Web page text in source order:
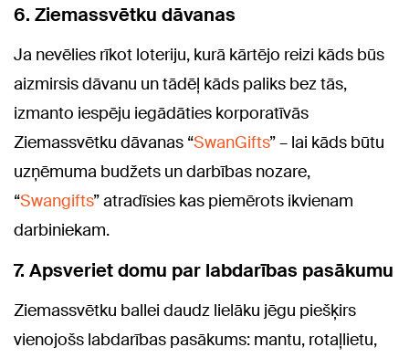
6. Ziemassvētku dāvanas
Ja nevēlies rīkot loteriju, kurā kārtējo reizi kāds būs
aizmirsis dāvanu un tādēļ kāds paliks bez tās,
izmanto iespēju iegādāties korporatīvās
Ziemassvētku dāvanas “SwanGifts” – lai kāds būtu
uzņēmuma budžets un darbības nozare,
“Swangifts” atradīsies kas piemērots ikvienam
darbiniekam.
7. Apsveriet domu par labdarības pasākumu
Ziemassvētku ballei daudz lielāku jēgu piešķirs
vienojošs labdarības pasākums: mantu, rotaļlietu,